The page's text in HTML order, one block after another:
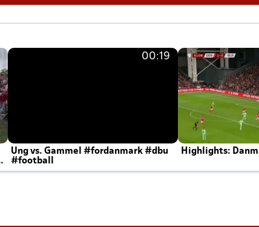
00:19
Ung vs. Gammel #fordanmark #dbu
#football
Highlights: